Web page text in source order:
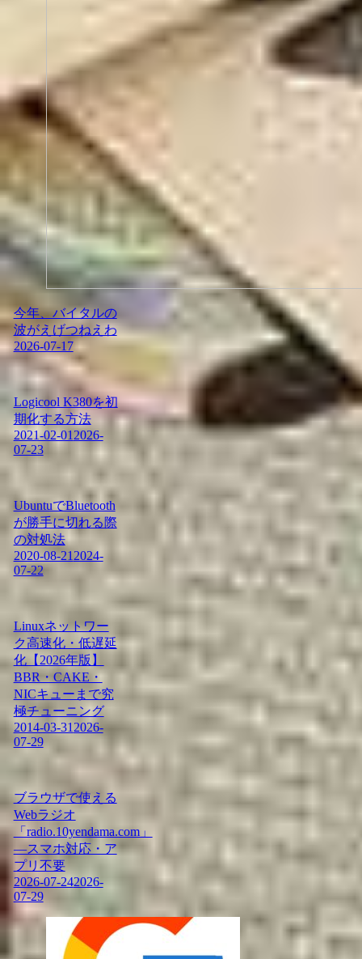
今年、バイタルの
波がえげつねえわ
2026-07-17
Logicool K380を初
期化する方法
2021-02-01 2026-
07-23
UbuntuでBluetooth
が勝手に切れる際
の対処法
2020-08-21 2024-
07-22
Linuxネットワー
ク高速化・低遅延
化【2026年版】
BBR・CAKE・
NICキューまで究
極チューニング
2014-03-31 2026-
07-29
ブラウザで使える
Webラジオ
「radio.10yendama.com」
―スマホ対応・ア
プリ不要
2026-07-242026-
07-29